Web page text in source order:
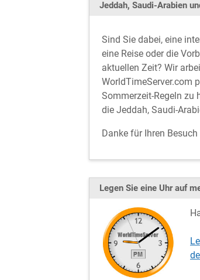
Jeddah, Saudi-Arabien
Sind Sie dabei, eine
eine Reise oder die
aktuellen Zeit? Wir
WorldTimeServer.com
Sommerzeit-Regeln zu
die Jeddah, Saudi-
Danke für Ihren
Legen Sie eine Uhr auf